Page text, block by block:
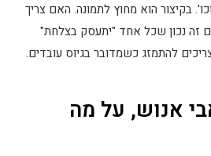
בקיצור הוא מחוץ לתמונה. האם צריך
זה נכון שכל אחד "יתעסק בצלחת"
להתמזג כשמדובר בגיוס עובדים.
אנוש, על מה